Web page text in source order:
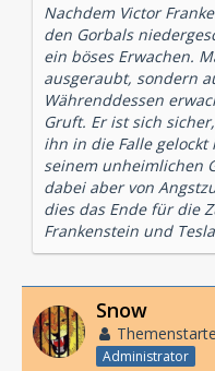
Nachdem Victor
den Gorbals
ein böses Erwachen.
ausgeraubt, sondern
Währenddessen
Gruft. Er ist sich
ihn in die Falle gelockt
seinem unheimlichen
dabei aber von
dies das Ende für die
Frankenstein und
Snow
Administrator